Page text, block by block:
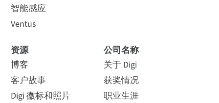
智能感应
Ventus
资源
博客
客户故事
Digi 徽标和照片
公司名称
关于 Digi
获奖情况
职业生涯